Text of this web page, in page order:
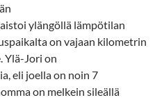
ylängöllä lämpötilan
on vajaan kilometrin
Ylä-Jori on
eli joella on noin 7
on melkein sileällä